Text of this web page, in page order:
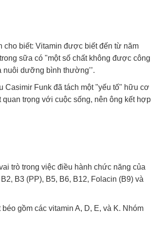
cho biết: Vitamin được biết đến từ năm
sữa có "một số chất không được công
dưỡng bình thường’’.
Casimir Funk đã tách một "yếu tố" hữu cơ
trọng với cuộc sống, nên ông kết hợp
trò trong việc điều hành chức năng của
B3 (PP), B5, B6, B12, Folacin (B9) và
gồm các vitamin A, D, E, và K. Nhóm